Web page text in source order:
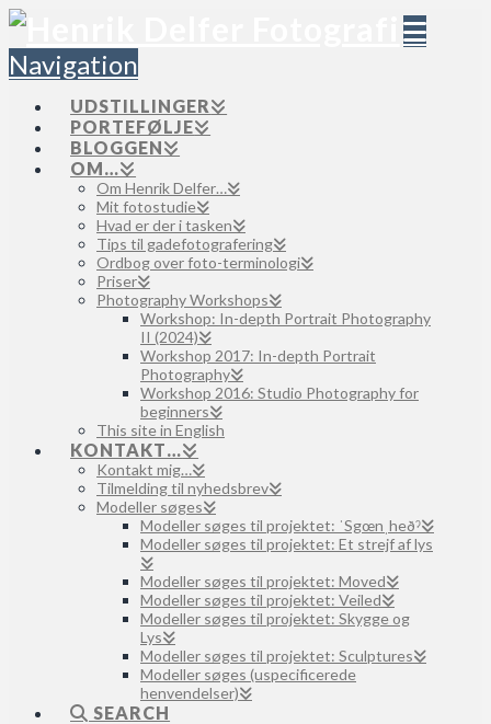
Navigation
UDSTILLINGER
PORTEFØLJE
BLOGGEN
OM…
Om Henrik Delfer…
Mit fotostudie
Hvad er der i tasken
Tips til gadefotografering
Ordbog over foto-terminologi
Priser
Photography Workshops
Workshop: In-depth Portrait Photography
II (2024)
Workshop 2017: In-depth Portrait
Photography
Workshop 2016: Studio Photography for
beginners
This site in English
KONTAKT…
Kontakt mig…
Tilmelding til nyhedsbrev
Modeller søges
Modeller søges til projektet: ˈSgœnˌheðˀ
Modeller søges til projektet: Et strejf af lys
Modeller søges til projektet: Moved
Modeller søges til projektet: Veiled
Modeller søges til projektet: Skygge og
Lys
Modeller søges til projektet: Sculptures
Modeller søges (uspecificerede
henvendelser)
SEARCH